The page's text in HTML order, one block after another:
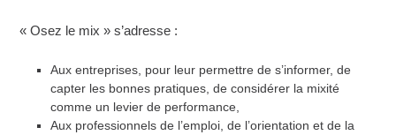
« Osez le mix » s’adresse :
Aux entreprises, pour leur permettre de s’informer, de
capter les bonnes pratiques, de considérer la mixité
comme un levier de performance,
Aux professionnels de l’emploi, de l’orientation et de la